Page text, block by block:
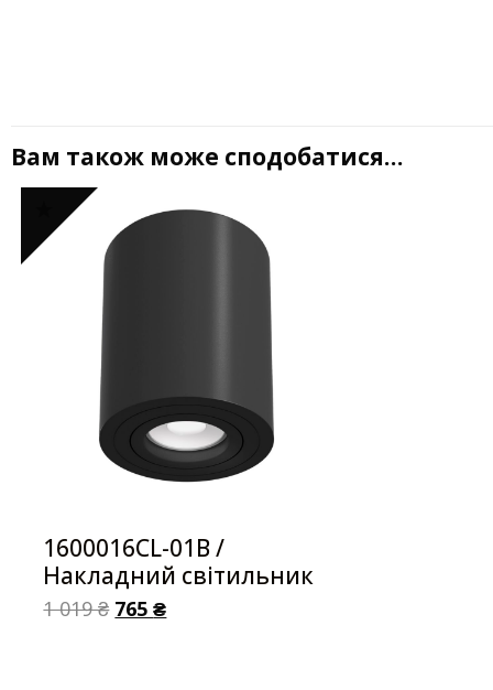
Вам також може сподобатися…
1600016CL-01B /
Накладний світильник
1 019₴ 765₴